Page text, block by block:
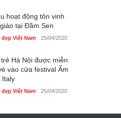
hoạt động tôn vinh
tại Đầm Sen
đẹp Việt Nam 25/04/2020
Hà Nội được miễn
vào cửa festival Ẩm
Italy
đẹp Việt Nam 25/04/2020
giác mạch khoe sắc